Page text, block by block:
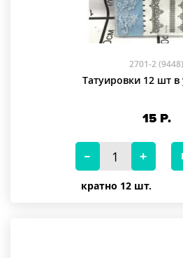
2701-2 (9448)
Татуировки 12 шт в
15Р.
кратно 12 шт.